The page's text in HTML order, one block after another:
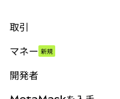
取引
パーペチュアル
マネー 新規
開発者